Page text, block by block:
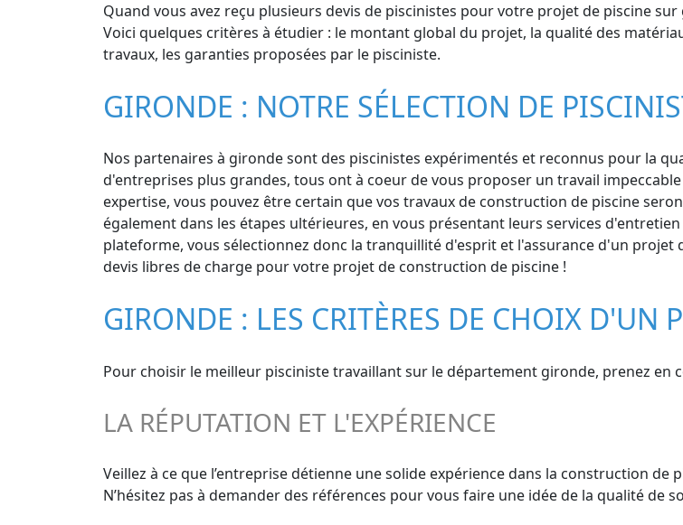
Quand vous avez reçu plusieurs devis de piscinistes pour votre projet de piscine
Voici quelques critères à étudier : le montant global du projet, la qualité des
travaux, les garanties proposées par le pisciniste.
GIRONDE : NOTRE SÉLECTION DE
Nos partenaires à gironde sont des piscinistes expérimentés et reconnus pour la
d'entreprises plus grandes, tous ont à coeur de vous proposer un travail
expertise, vous pouvez être certain que vos travaux de construction de piscine
également dans les étapes ultérieures, en vous présentant leurs services
plateforme, vous sélectionnez donc la tranquillité d'esprit et l'assurance d'un
devis libres de charge pour votre projet de construction de piscine !
GIRONDE : LES CRITÈRES DE CHOIX D'UN
Pour choisir le meilleur pisciniste travaillant sur le département gironde, prenez en
LA RÉPUTATION ET L'EXPÉRIENCE
Veillez à ce que l’entreprise détienne une solide expérience dans la construction
N’hésitez pas à demander des références pour vous faire une idée de la qualité de